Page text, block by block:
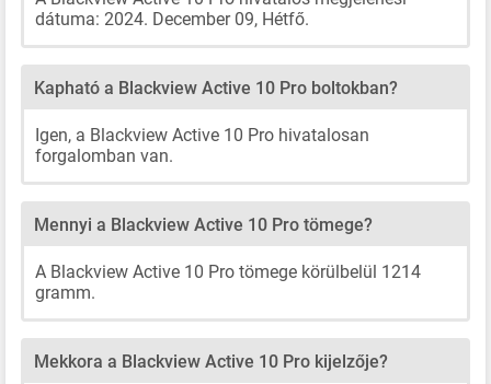
dátuma: 2024. December 09, Hétfő.
Kapható a Blackview Active 10 Pro boltokban?
Igen, a Blackview Active 10 Pro hivatalosan
forgalomban van.
Mennyi a Blackview Active 10 Pro tömege?
A Blackview Active 10 Pro tömege körülbelül 1214
gramm.
Mekkora a Blackview Active 10 Pro kijelzője?